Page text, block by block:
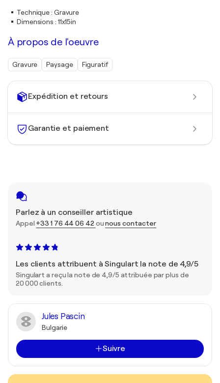
Expédition et retours
Garantie et paiement
Parlez à un conseiller artistique
Appel +33 1 76 44 06 42 ounous contacter
Les clients attribuent à Singulart la note de 4,9/5
Singulart a reçu la note de 4,9/5 attribuée par plus de
20 000 clients.
Jules Pascin
Bulgarie
Suivre
Technique: Gravure
Dimensions : 11x15in
À propos de l'oeuvre
Gravure Paysage Figuratif